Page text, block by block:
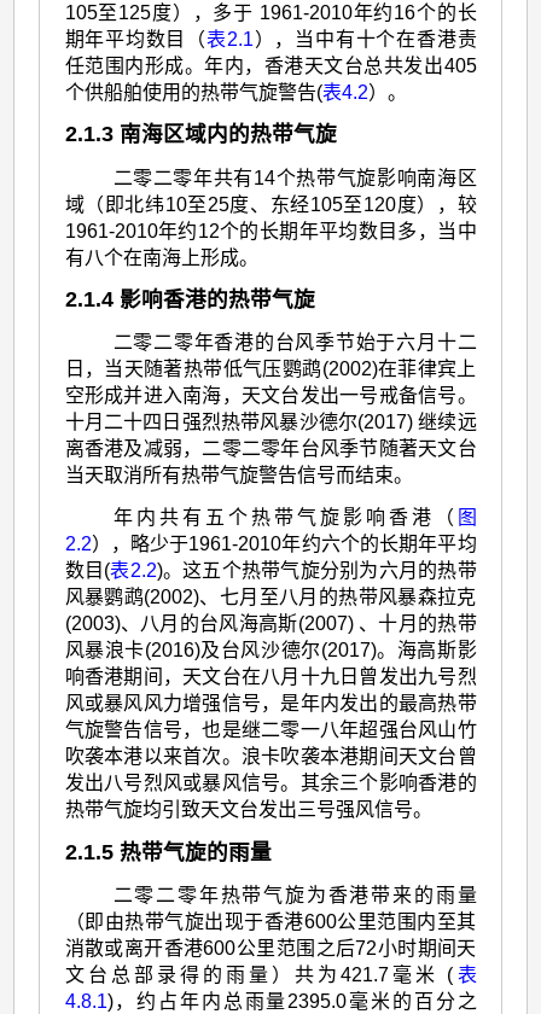
105至125度），多于 1961-2010年约16个的长
期年平均数目（表2.1），当中有十个在香港责
任范围内形成。年内，香港天文台总共发出405
个供船舶使用的热带气旋警告(表4.2）。
2.1.3 南海区域内的热带气旋
二零二零年共有14个热带气旋影响南海区
域（即北纬10至25度、东经105至120度），较
1961-2010年约12个的长期年平均数目多，当中
有八个在南海上形成。
2.1.4 影响香港的热带气旋
二零二零年香港的台风季节始于六月十二
日，当天随著热带低气压鹦鹉(2002)在菲律宾上
空形成并进入南海，天文台发出一号戒备信号。
十月二十四日强烈热带风暴沙德尔(2017) 继续远
离香港及减弱，二零二零年台风季节随著天文台
当天取消所有热带气旋警告信号而结束。
年内共有五个热带气旋影响香港（ 图
2.2），略少于1961-2010年约六个的长期年平均
数目(表2.2)。这五个热带气旋分别为六月的热带
风暴鹦鹉(2002)、七月至八月的热带风暴森拉克
(2003)、八月的台风海高斯(2007) 、十月的热带
风暴浪卡(2016)及台风沙德尔(2017)。海高斯影
响香港期间，天文台在八月十九日曾发出九号烈
风或暴风风力增强信号，是年内发出的最高热带
气旋警告信号，也是继二零一八年超强台风山竹
吹袭本港以来首次。浪卡吹袭本港期间天文台曾
发出八号烈风或暴风信号。其余三个影响香港的
热带气旋均引致天文台发出三号强风信号。
2.1.5 热带气旋的雨量
二零二零年热带气旋为香港带来的雨量
（即由热带气旋出现于香港600公里范围内至其
消散或离开香港600公里范围之后72小时期间天
文台总部录得的雨量）共为421.7毫米 ( 表
4.8.1)，约占年内总雨量2395.0毫米的百分之